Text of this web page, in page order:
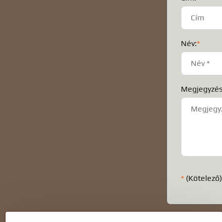
Név:*
* (Kötelező)